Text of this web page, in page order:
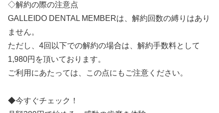
◇解約の際の注意点
GALLEIDO DENTAL MEMBERは、解約回数の縛りはあり
ません。
ただし、4回以下での解約の場合は、解約手数料として
1,980円を頂いております。
ご利用にあたっては、この点にもご注意ください。
◆今すぐチェック！